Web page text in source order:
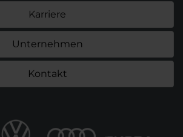
Karriere
Unternehmen
Kontakt